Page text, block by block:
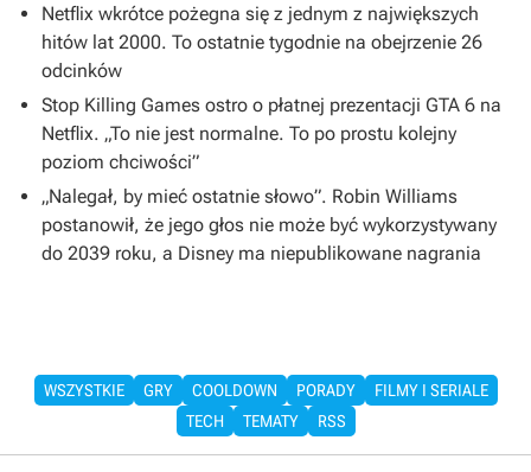
Netflix wkrótce pożegna się z jednym z największych
hitów lat 2000. To ostatnie tygodnie na obejrzenie 26
odcinków
Stop Killing Games ostro o płatnej prezentacji GTA 6 na
Netflix. „To nie jest normalne. To po prostu kolejny
poziom chciwości”
„Nalegał, by mieć ostatnie słowo”. Robin Williams
postanowił, że jego głos nie może być wykorzystywany
do 2039 roku, a Disney ma niepublikowane nagrania
WSZYSTKIE GRY COOLDOWN PORADY
FILMY I SERIALE
TECH
TEMATY RSS